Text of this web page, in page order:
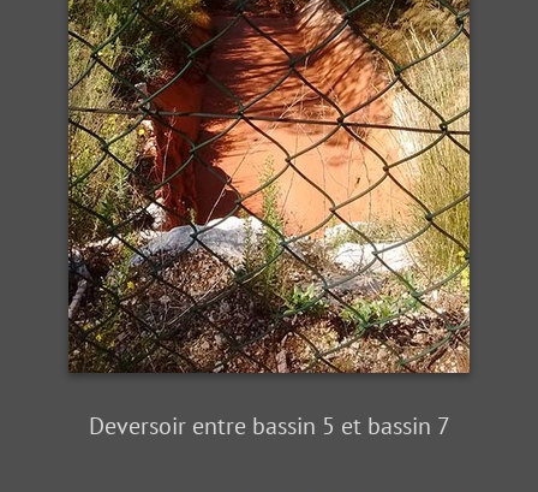
Deversoir entre bassin 5 et bassin 7